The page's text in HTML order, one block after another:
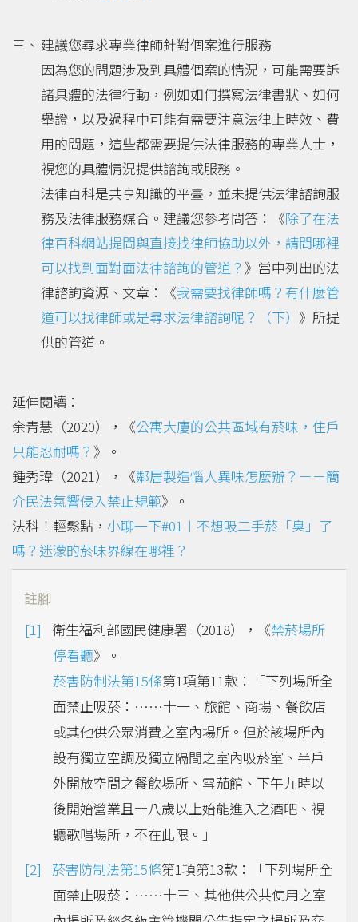
建議您尋求專業律師針對個案進行服務
因為您的問題涉及到具體個案的情況，可能需要訴
諸具體的法律行動，例如如何撰寫法律書狀、如何
舉證，以及過程中可能有需要注意法律上時效、費
用的問題，這些都需要提供法律服務的專業人士，
視您的具體情況提供諮詢或服務。
法律百科是共享知識的平臺，並未提供法律諮詢服
務及法律服務媒合。建議您參考問答：《除了在法
律百科網站提問與直接找律師協助以外，請問哪裡
可以找到面對面法律諮詢的管道？ 》當中列出的法
律諮詢資源、文章：《我需要找律師嗎？有什麼管
道可以找律師或是尋求法律諮詢呢？（下） 》所提
供的管道。
延伸閱讀：
余青慧（2020），《公寓大廈的公共區域有菸味，住戶
只能忍耐嗎？ 》。
鍾秀瑋（2021），《鄰居製造惱人異味怎麼辦？－－簡
介民法氣響侵入禁止規範》。
法科！輕鬆點， 小聊一下#01︱不想吸二手菸「臭」了
嗎？迷濛的菸味界線在哪裡？
註腳
衛生福利部國民健康署（2018），《禁菸場所
停看聽》。
菸害防制法第15條第1項第11款：「下列場所全
面禁止吸菸：……十一、旅館、商場、餐飲店
或其他供公眾消費之室內場所。但於該場所內
設有獨立空調及獨立隔間之室內吸菸室、半戶
外開放空間之餐飲場所、雪茄館、下午九時以
後開始營業且十八歲以上始能進入之酒吧、視
聽歌唱場所，不在此限。」
菸害防制法第15條第1項第13款：「下列場所全
面禁止吸菸：……十三、其他供公共使用之室